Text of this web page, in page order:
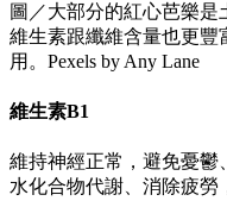
圖／大部分的紅心芭樂是
維生素跟纖維含量也更豐
用。Pexels by Any Lane
維生素B1
維持神經正常，避免憂鬱
水化合物代謝、消除疲勞